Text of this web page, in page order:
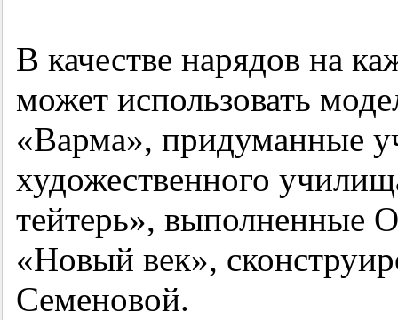
В качестве нарядов на
может использовать
«Варма», придуманные
художественного
тейтерь», выполненные
«Новый век»,
Семеновой.